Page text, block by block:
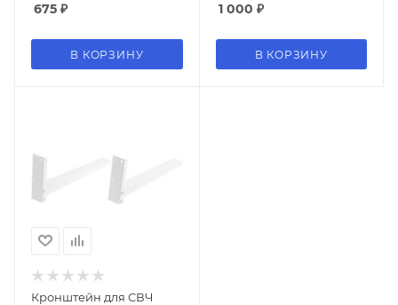
675 ₽
В КОРЗИНУ
1 000 ₽
В КОРЗИНУ
Кронштейн для СВЧ